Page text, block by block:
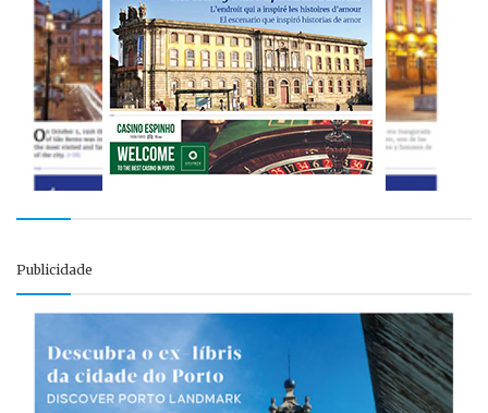
Publicidade